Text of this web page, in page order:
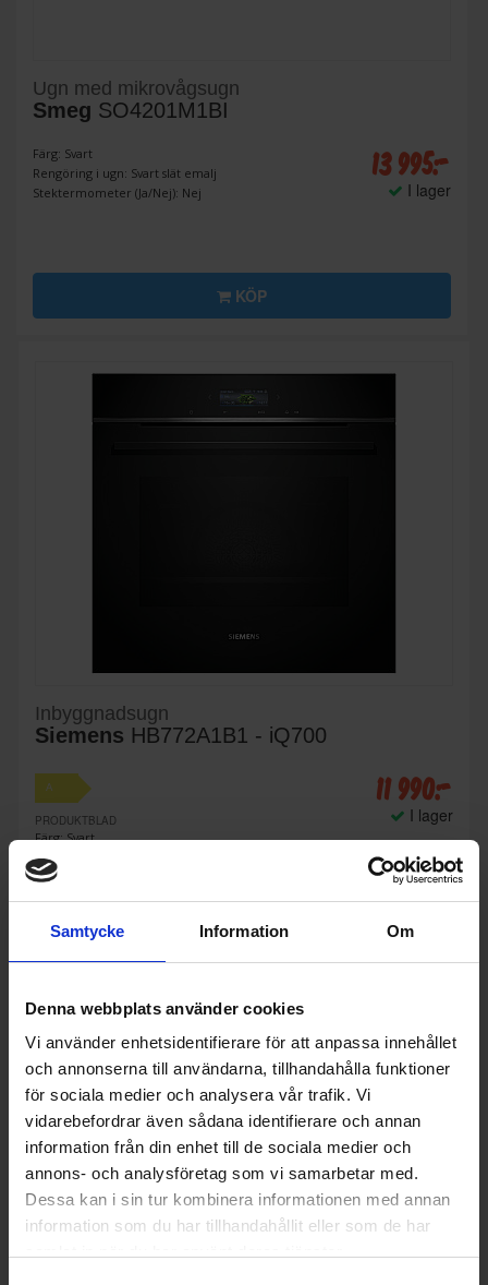
Samtycke Information Om
Denna webbplats använder cookies
Vi använder enhetsidentifierare för att anpassa innehållet
och annonserna till användarna, tillhandahålla funktioner
för sociala medier och analysera vår trafik. Vi
vidarebefordrar även sådana identifierare och annan
information från din enhet till de sociala medier och
annons- och analysföretag som vi samarbetar med.
Dessa kan i sin tur kombinera informationen med annan
information som du har tillhandahållit eller som de har
Ugn med mikrovågsugn
Smeg SO4201M1BI
Färg: Svart
Rengöring i ugn: Svart slät emalj
Stektermometer (Ja/Nej): Nej
13 995:-
I lager
KÖP
Inbyggnadsugn
Siemens HB772A1B1 - iQ700
A
PRODUKTBLAD
Färg: Svart
Rengöring i ugn: Pyrolytisk självrengöring
Stektermometer (Ja/Nej): Nej
11 990:-
I lager
KÖP